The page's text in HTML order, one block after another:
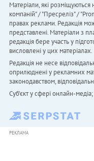
Матеріали, які
компаній" / "Пресреліз" /
правах реклами. Редакція
представлені. Матеріали з
редакція бере участь у
висловлені у цих матеріалах.
Редакція не несе
оприлюднені у рекламних
законодавством,
Cуб'єкт у сфері онлайн-
РЕКЛАМА